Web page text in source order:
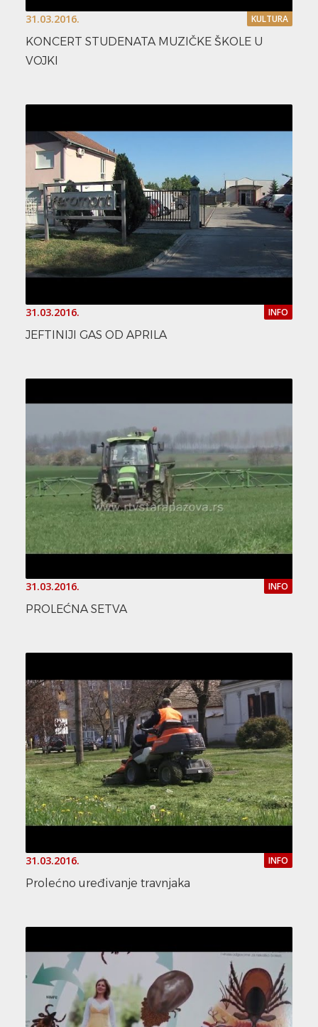
31.03.2016. KULTURA
KONCERT STUDENATA MUZIČKE ŠKOLE U
VOJKI
31.03.2016. INFO
JEFTINIJI GAS OD APRILA
31.03.2016. INFO
PROLEĆNA SETVA
31.03.2016. INFO
Prolećno uređivanje travnjaka